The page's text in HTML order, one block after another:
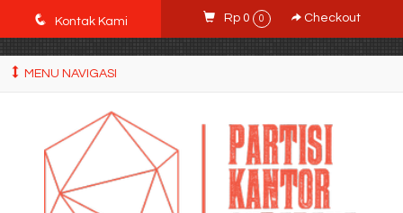
POWgW_CidIRh4HWyBRJVVZyqc0CP9mpkA8eE65rpyX0" />
q Kontak Kami Rp 0 0 Checkout
MENU NAVIGASI